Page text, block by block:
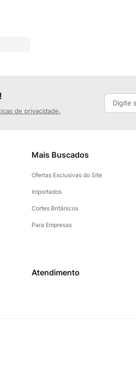
de privacidade.
Mais Buscados
Ofertas Exclusivas do Site
Importados
Cortes Britânicos
Para Empresas
Atendimento